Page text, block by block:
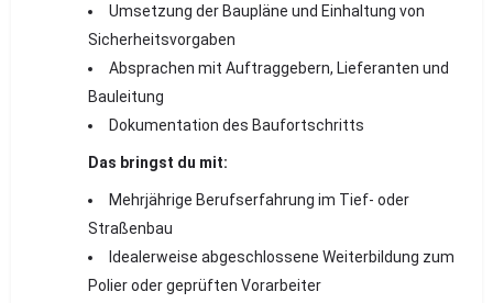
Umsetzung der Baupläne und Einhaltung von
Sicherheitsvorgaben
Absprachen mit Auftraggebern, Lieferanten und
Bauleitung
Dokumentation des Baufortschritts
Das bringst du mit:
Mehrjährige Berufserfahrung im Tief- oder
Straßenbau
Idealerweise abgeschlossene Weiterbildung zum
Polier oder geprüften Vorarbeiter